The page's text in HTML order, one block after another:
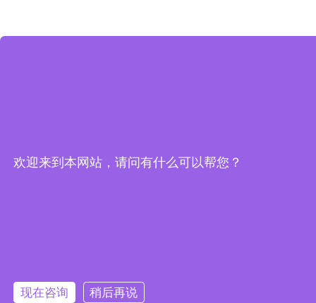
欢迎来到本网站，请问有什么可以帮您？
现在咨询 稍后再说